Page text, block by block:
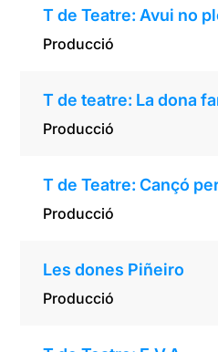
T de Teatre: Avui no
Producció
T de teatre: La dona
Producció
T de Teatre: Cançó
Producció
Les dones Piñeiro
Producció